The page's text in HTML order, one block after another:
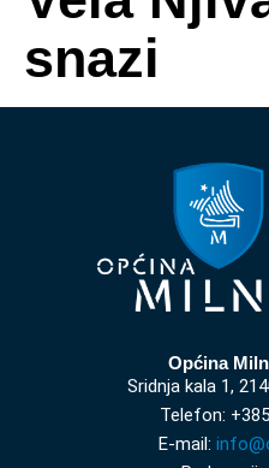
snazi
Općina
Sridnja kala 1,
Telefon:
E-mail: